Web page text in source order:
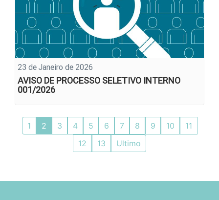
23 de Janeiro de 2026
AVISO DE PROCESSO SELETIVO INTERNO
001/2026
1 2 3 4 5 6 7 8 9 10
11
12
13 Ultimo